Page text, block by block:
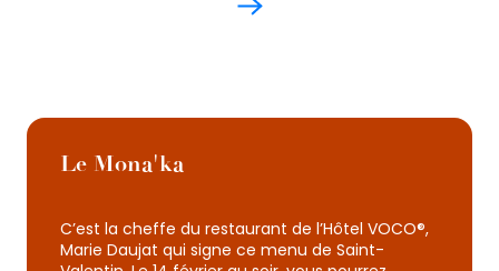
Le Mona'ka
C’est la cheffe du restaurant de l’Hôtel VOCO®,
Marie Daujat qui signe ce menu de Saint-